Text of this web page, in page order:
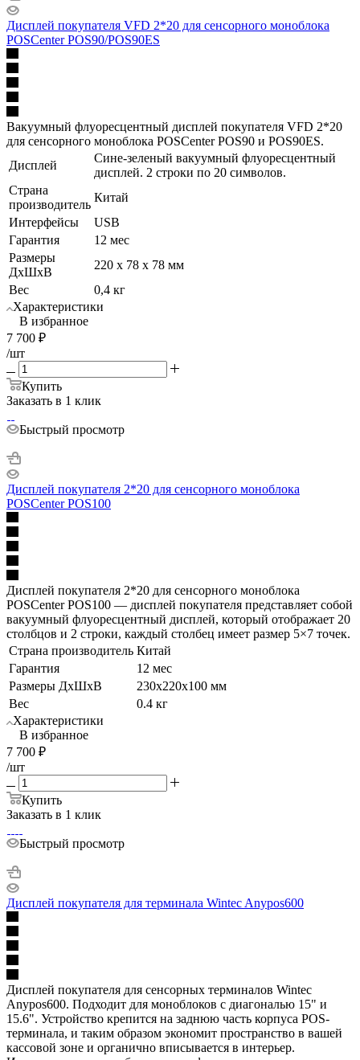
Дисплей покупателя VFD 2*20 для сенсорного моноблока
POSCenter POS90/POS90ES
Вакуумный флуоресцентный дисплей покупателя VFD 2*20
для сенсорного моноблока POSCenter POS90 и POS90ES.
Дисплей
Сине-зеленый вакуумный флуоресцентный
дисплей. 2 строки по 20 символов.
Страна
производитель
Китай
Интерфейсы
USB
Гарантия
12 мес
Размеры
ДхШхВ
220 x 78 x 78 мм
Вес
0,4 кг
Характеристики
В избранное
7 700 ₽
/шт
Купить
Заказать в 1 клик
Быстрый просмотр
Дисплей покупателя 2*20 для сенсорного моноблока
POSCenter POS100
Дисплей покупателя 2*20 для сенсорного моноблока
POSCenter POS100 — дисплей покупателя представляет собой
вакуумный флуоресцентный дисплей, который отображает 20
столбцов и 2 строки, каждый столбец имеет размер 5×7 точек.
Страна производитель Китай
Гарантия
12 мес
Размеры ДхШхВ
230х220х100 мм
Вес
0.4 кг
Характеристики
В избранное
7 700 ₽
/шт
Купить
Заказать в 1 клик
Быстрый просмотр
Дисплей покупателя для терминала Wintec Anypos600
Дисплей покупателя для сенсорных терминалов Wintec
Anypos600. Подходит для моноблоков с диагональю 15" и
15.6". Устройство крепится на заднюю часть корпуса POS-
терминала, и таким образом экономит пространство в вашей
кассовой зоне и органично вписывается в интерьер.